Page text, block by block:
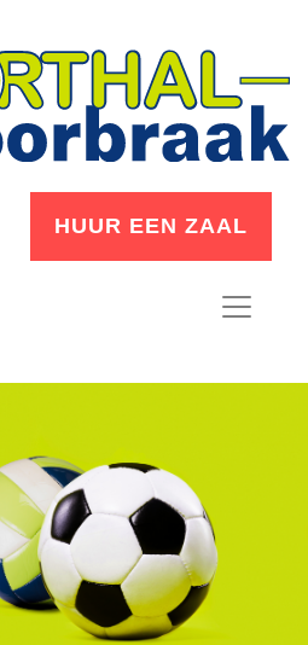
HUUR EEN ZAAL